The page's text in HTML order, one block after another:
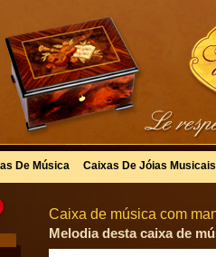
De Música Caixas De Jóias Musicais
Caixa de música com
Melodia desta caixa de